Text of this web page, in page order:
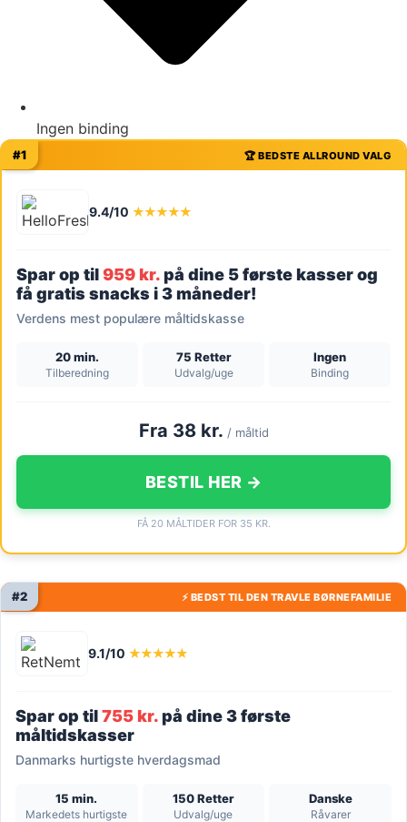
Ingen binding
🏆 BEDSTE ALLROUND VALG
#1
9.4/10 ★★★★★
Spar op til959 kr.på dine 5 første kasser og
få gratis snacks i 3 måneder!
Verdens mest populære måltidskasse
20 min.
Tilberedning
75 Retter
Udvalg/uge
Ingen
Binding
Fra 38 kr. / måltid
BESTIL HER →
FÅ 20 MÅLTIDER FOR 35 KR.
⚡ BEDST TIL DEN TRAVLE BØRNEFAMILIE
#2
9.1/10 ★★★★★
Spar op til755 kr.på dine 3 første
måltidskasser
Danmarks hurtigste hverdagsmad
15 min.
Markedets hurtigste
150 Retter
Udvalg/uge
Danske
Råvarer